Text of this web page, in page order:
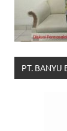
PT. BANYU